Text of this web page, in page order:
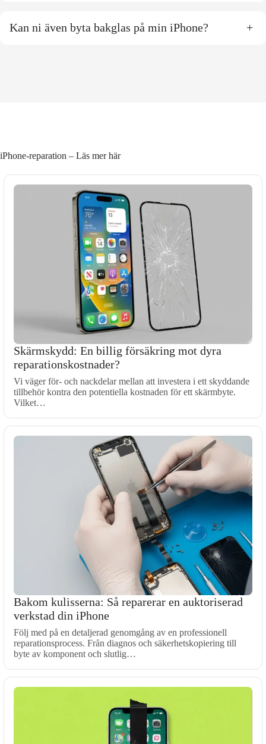
Kan ni även byta bakglas på min iPhone? +
iPhone-reparation – Läs mer här
Skärmskydd: En billig försäkring mot dyra
reparationskostnader?
Vi väger för- och nackdelar mellan att investera i ett skyddande
tillbehör kontra den potentiella kostnaden för ett skärmbyte.
Vilket…
Bakom kulisserna: Så reparerar en auktoriserad
verkstad din iPhone
Följ med på en detaljerad genomgång av en professionell
reparationsprocess. Från diagnos och säkerhetskopiering till
byte av komponent och slutlig…